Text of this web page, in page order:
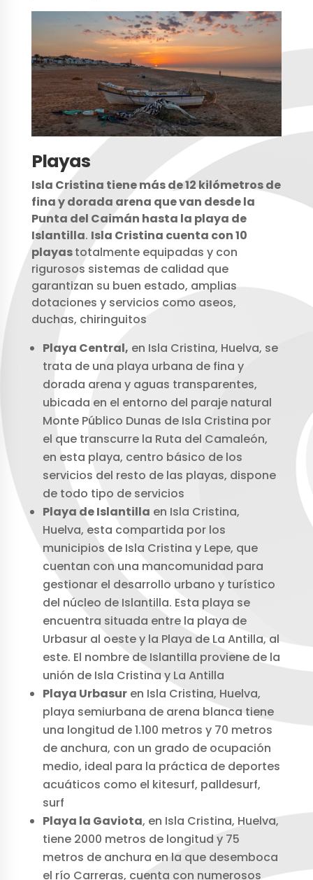
Playas
Isla Cristina tiene más de 12 kilómetros de
fina y dorada arena que van desde la
Punta del Caimán hasta la playa de
Islantilla. Isla Cristina cuenta con 10
playastotalmente equipadas y con
rigurosos sistemas de calidad que
garantizan su buen estado, amplias
dotaciones y servicios como aseos,
duchas, chiringuitos
Playa Central, en Isla Cristina, Huelva, se
trata de una playa urbana de fina y
dorada arena y aguas transparentes,
ubicada en el entorno del paraje natural
Monte Público Dunas de Isla Cristina por
el que transcurre la Ruta del Camaleón,
en esta playa, centro básico de los
servicios del resto de las playas, dispone
de todo tipo de servicios
Playa de Islantilla en Isla Cristina,
Huelva, esta compartida por los
municipios de Isla Cristina y Lepe, que
cuentan con una mancomunidad para
gestionar el desarrollo urbano y turístico
del núcleo de Islantilla. Esta playa se
encuentra situada entre la playa de
Urbasur al oeste y la Playa de La Antilla, al
este. El nombre de Islantilla proviene de la
unión de Isla Cristina y La Antilla
Playa Urbasuren Isla Cristina, Huelva,
playa semiurbana de arena blanca tiene
una longitud de 1.100 metros y 70 metros
de anchura, con un grado de ocupación
medio, ideal para la práctica de deportes
acuáticos como el kitesurf, palldesurf,
surf
Playa la Gaviota, en Isla Cristina, Huelva,
tiene 2000 metros de longitud y 75
metros de anchura en la que desemboca
el río Carreras, cuenta con numerosos